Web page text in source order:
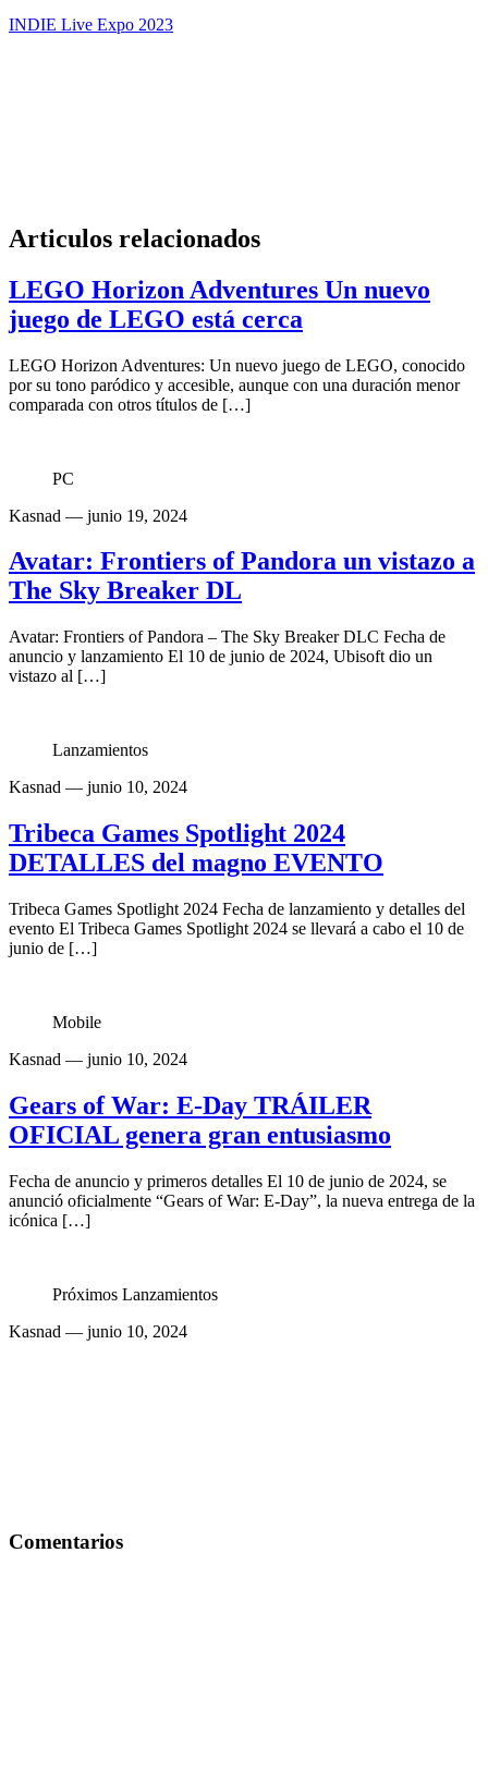
INDIE Live Expo 2023
Articulos relacionados
LEGO Horizon Adventures Un nuevo
juego de LEGO está cerca
LEGO Horizon Adventures: Un nuevo juego de LEGO, conocido
por su tono paródico y accesible, aunque con una duración menor
comparada con otros títulos de […]
PC
Kasnad — junio 19, 2024
Avatar: Frontiers of Pandora un vistazo a
The Sky Breaker DL
Avatar: Frontiers of Pandora – The Sky Breaker DLC Fecha de
anuncio y lanzamiento El 10 de junio de 2024, Ubisoft dio un
vistazo al […]
Lanzamientos
Kasnad — junio 10, 2024
Tribeca Games Spotlight 2024
DETALLES del magno EVENTO
Tribeca Games Spotlight 2024 Fecha de lanzamiento y detalles del
evento El Tribeca Games Spotlight 2024 se llevará a cabo el 10 de
junio de […]
Mobile
Kasnad — junio 10, 2024
Gears of War: E-Day TRÁILER
OFICIAL genera gran entusiasmo
Fecha de anuncio y primeros detalles El 10 de junio de 2024, se
anunció oficialmente “Gears of War: E-Day”, la nueva entrega de la
icónica […]
Próximos Lanzamientos
Kasnad — junio 10, 2024
Comentarios